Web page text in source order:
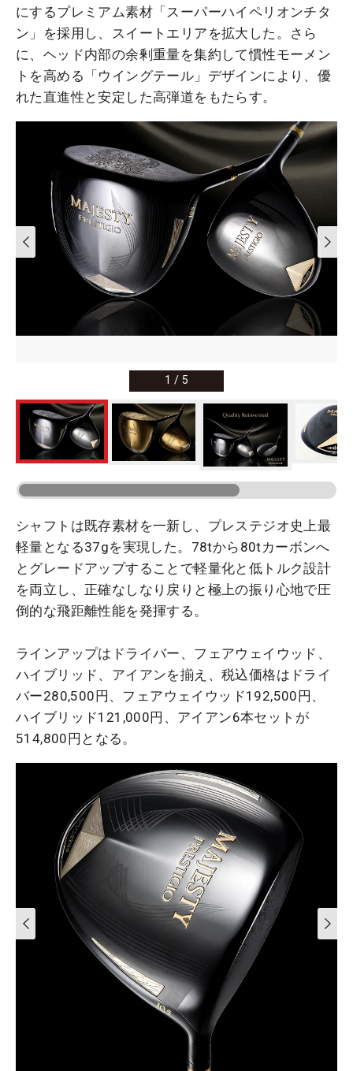
にするプレミアム素材「スーパーハイペリオンチタ
ン」を採用し、スイートエリアを拡大した。さら
に、ヘッド内部の余剰重量を集約して慣性モーメン
トを高める「ウイングテール」デザインにより、優
れた直進性と安定した高弾道をもたらす。
1 / 5
シャフトは既存素材を一新し、プレステジオ史上最
軽量となる37gを実現した。78tから80tカーボンへ
とグレードアップすることで軽量化と低トルク設計
を両立し、正確なしなり戻りと極上の振り心地で圧
倒的な飛距離性能を発揮する。
ラインアップはドライバー、フェアウェイウッド、
ハイブリッド、アイアンを揃え、税込価格はドライ
バー280,500円、フェアウェイウッド192,500円、
ハイブリッド121,000円、アイアン6本セットが
514,800円となる。